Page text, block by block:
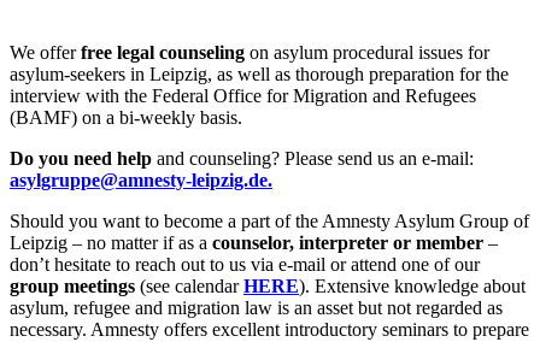
We offerfree legal counseling on asylum procedural issues for
asylum-seekers in Leipzig, as well as thorough preparation for the
interview with the Federal Office for Migration and Refugees
(BAMF) on a bi-weekly basis.
Do you need help and counseling? Please send us an e-mail:
asylgruppe@amnesty-leipzig.de.
Should you want to become a part of the Amnesty Asylum Group of
Leipzig – no matter if as a counselor, interpreter or member –
don’t hesitate to reach out to us via e-mail or attend one of our
group meetings (see calendarHERE). Extensive knowledge about
asylum, refugee and migration law is an asset but not regarded as
necessary. Amnesty offers excellent introductory seminars to prepare